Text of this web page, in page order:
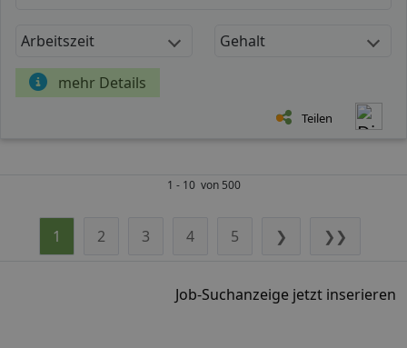
Arbeitszeit Gehalt
mehr Details
Teilen
1 - 10 von 500
1 2 3 4 5 ❯ ❯❯
Job-Suchanzeige jetzt inserieren